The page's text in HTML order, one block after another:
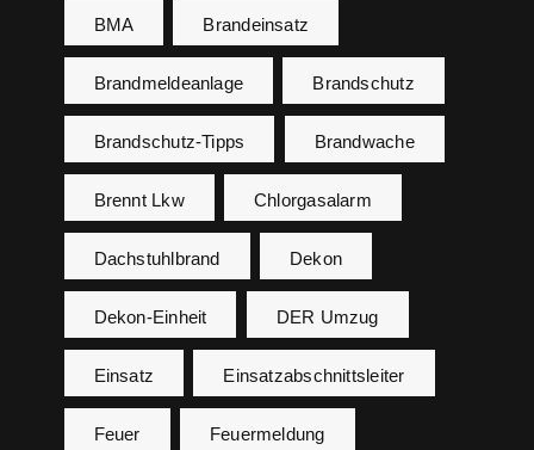
BMA Brandeinsatz
Brandmeldeanlage Brandschutz
Brandschutz-Tipps Brandwache
Brennt Lkw Chlorgasalarm
Dachstuhlbrand Dekon
Dekon-Einheit DER Umzug
Einsatz Einsatzabschnittsleiter
Feuer Feuermeldung